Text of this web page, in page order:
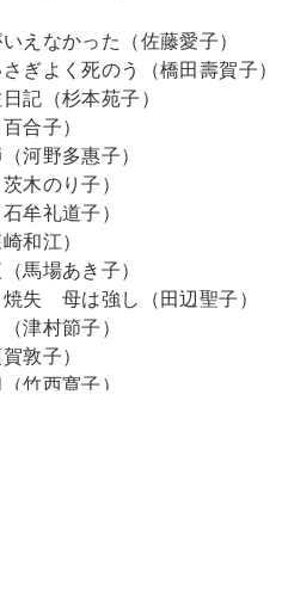
えなかった（佐藤愛子）
ぎよく死のう（橋田壽賀子）
記（杉本苑子）
合子）
河野多惠子）
木のり子）
牟礼道子）
和江）
馬場あき子）
焼失 母は強し（田辺聖子）
津村節子）
敦子）
竹西寛子）